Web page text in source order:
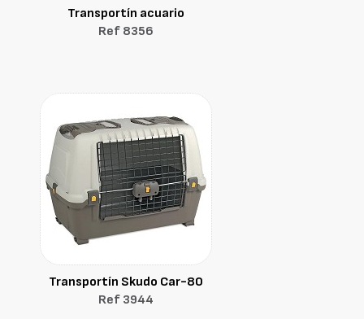
Transportín acuario
Ref 8356
Transportín Skudo Car-80
Ref 3944